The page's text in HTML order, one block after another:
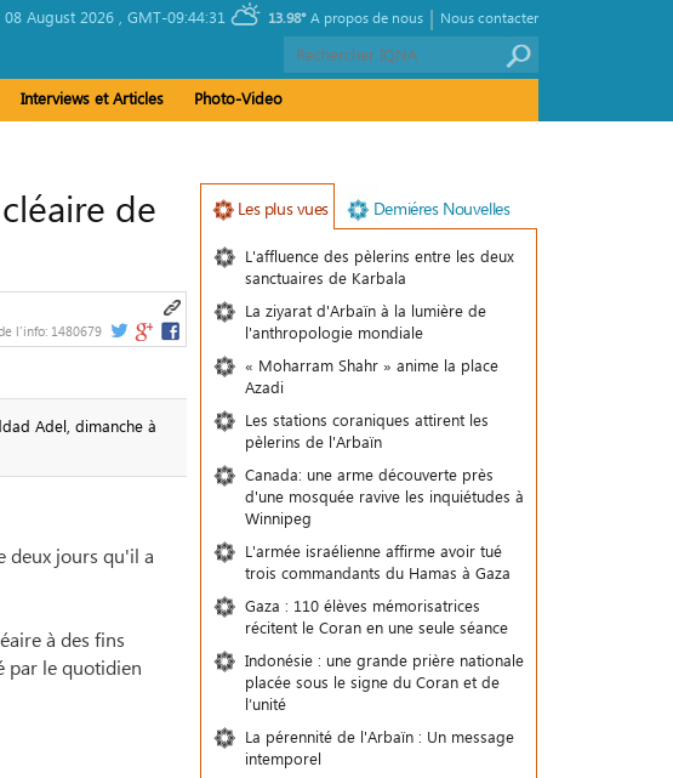
August 2026 , GMT-09:44:31 13.98° Nous contacter
|
A propos de nous
Interviews et Articles
Photo-Video
de
l'info: 1480679
Adel, dimanche à
deux jours qu'il a
à des fins
par le quotidien
Les plus vues Demiéres Nouvelles
L'affluence des pèlerins entre les deux
sanctuaires de Karbala
La ziyarat d'Arbaïn à la lumière de
l'anthropologie mondiale
« Moharram Shahr » anime la place
Azadi
Les stations coraniques attirent les
pèlerins de l'Arbaïn
Canada: une arme découverte près
d'une mosquée ravive les inquiétudes à
Winnipeg
L'armée israélienne affirme avoir tué
trois commandants du Hamas à Gaza
Gaza : 110 élèves mémorisatrices
récitent le Coran en une seule séance
Indonésie : une grande prière nationale
placée sous le signe du Coran et de
l’unité
La pérennité de l'Arbaïn : Un message
intemporel